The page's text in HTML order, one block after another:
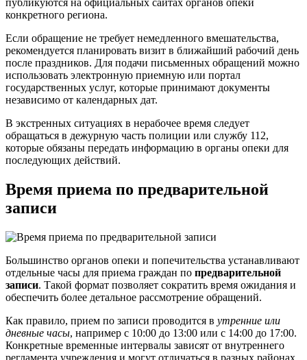
публикуются на официальных сайтах органов опеки
конкретного региона.
Если обращение не требует немедленного вмешательства,
рекомендуется планировать визит в ближайший рабочий день
после праздников. Для подачи письменных обращений можно
использовать электронную приемную или портал
государственных услуг, которые принимают документы
независимо от календарных дат.
В экстренных ситуациях в нерабочее время следует
обращаться в дежурную часть полиции или службу 112,
которые обязаны передать информацию в органы опеки для
последующих действий.
Время приема по предварительной
записи
Большинство органов опеки и попечительства устанавливают
отдельные часы для приема граждан по предварительной
записи. Такой формат позволяет сократить время ожидания и
обеспечить более детальное рассмотрение обращений.
Как правило, прием по записи проводится в утренние или
дневные часы, например с 10:00 до 13:00 или с 14:00 до 17:00.
Конкретные временные интервалы зависят от внутреннего
регламента учреждения и могут отличаться в разных районах.